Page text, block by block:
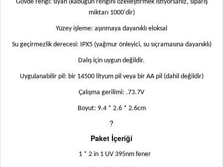
Gövde rengi: siyah (kabuğun rengini özelleştirmek istiyorsanız, sipariş
miktarı 1000'dir)
Yüzey işleme: aşınmaya dayanıklı eloksal
Su geçirmezlik derecesi: IPX5 (yağmur önleyici, su sıçramasına dayanıklı)
Dalış için uygun değildir.
Uygulanabilir pil: bir 14500 lityum pil veya bir AA pil (dahil değildir)
Çalışma gerilimi: .73.7V
Boyut: 9.4 * 2.6 * 2.6cm
?
Paket İçeriği
1 * 2 in 1 UV 395nm fener